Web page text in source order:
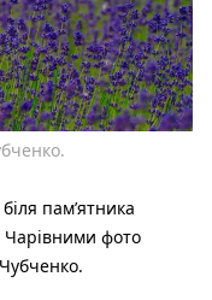
памʼятника
Чарівними фото